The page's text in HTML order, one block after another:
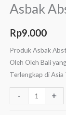
Asbak
Rp9.000
Produk Asbak
Oleh Oleh Bali
Terlengkap di Asia
- +